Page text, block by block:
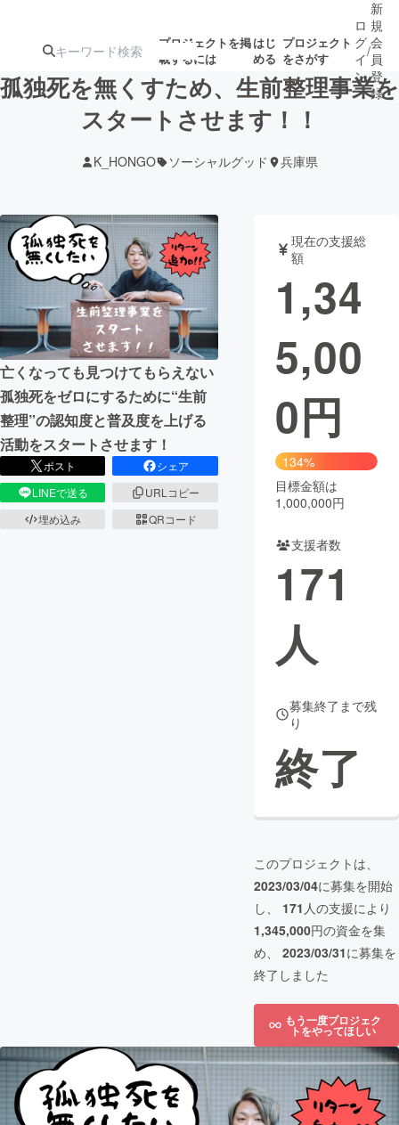
プロジェクトを掲
載するには
はじ
める
プロジェクト
をさがす
ターン
ジェクト
募集終了が近いプ
ロジェクト
アート・写真 音楽
テクノロジー・ガジェット ゲーム・サ
映像・映画
ビジネス・起業
まちづくり・地域活性化
CAMPFIRE for Social Good
CAMPFIRE Creation
CAMPFIREふるさと納税
コミュニティ
ロ
グ
イ
ン
/
新
規
会
員
登
録
孤独死を無くすため、生前整理事業を
スタートさせます！！
K_HONGO ソーシャルグッド 兵庫県
亡くなっても見つけてもらえない
孤独死をゼロにするために“生前
整理”の認知度と普及度を上げる
活動をスタートさせます！
ポスト
シェア
LINEで送る
URLコピー
埋め込み
QRコード
現在の支援総
額
1,34
5,00
0円
134%
目標金額は
1,000,000円
支援者数
171
人
募集終了まで残
り
終了
このプロジェクトは、
2023/03/04に募集を開始
し、 171 人の支援により
1,345,000円の資金を集
め、 2023/03/31に募集を
終了しました
もう一度プロジェク
トをやってほしい